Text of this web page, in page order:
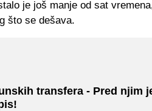
je još manje od sat
što se dešava.
transfera - Pred njim